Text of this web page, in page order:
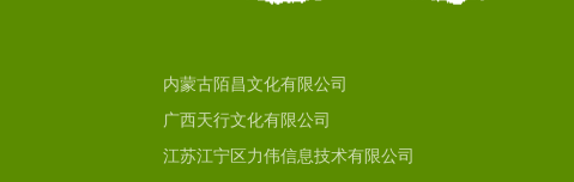
内蒙古陌昌文化有限公司
广西天行文化有限公司
江苏江宁区力伟信息技术有限公司